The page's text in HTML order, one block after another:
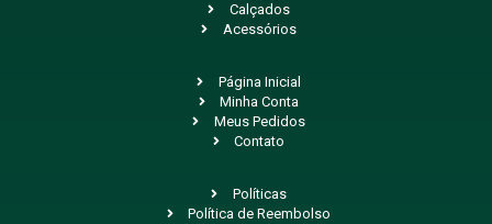
Calçados
Acessórios
Página Inicial
Minha Conta
Meus Pedidos
Contato
Políticas
Política de Reembolso